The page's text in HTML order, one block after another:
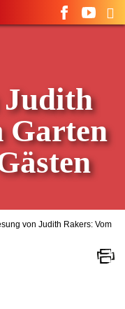
Suchen
nach:
Judith
Garten
von Judith Rakers: Vom